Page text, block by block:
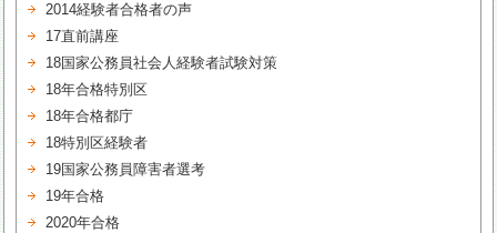
2014経験者合格者の声
17直前講座
18国家公務員社会人経験者試験対策
18年合格特別区
18年合格都庁
18特別区経験者
19国家公務員障害者選考
19年合格
2020年合格